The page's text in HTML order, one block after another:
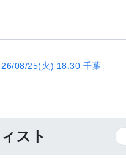
26/08/25(火) 18:30 千葉
スト